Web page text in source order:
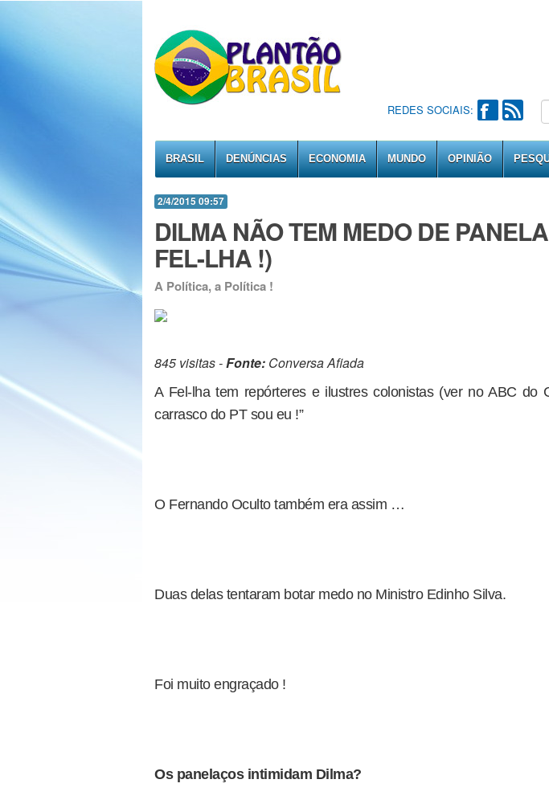
REDES SOCIAIS:
BRASIL DENÚNCIAS ECONOMIA MUNDO OPINIÃO
2/4/2015 09:57
DILMA NÃO TEM MEDO DE
FEL-LHA !)
A Política, a Política !
845 visitas -Fonte: Conversa Afiada
A Fel-lha tem repórteres e ilustres colonistas (ver no ABC do
carrasco do PT sou eu !”
O Fernando Oculto também era assim …
Duas delas tentaram botar medo no Ministro Edinho Silva.
Foi muito engraçado !
Os panelaços intimidam Dilma?